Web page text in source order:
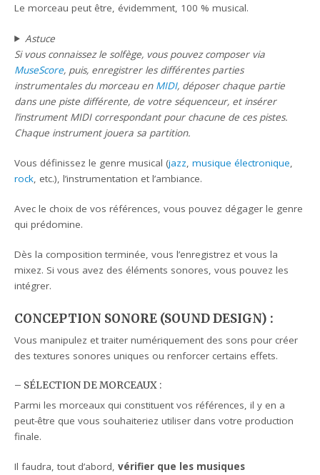
Le morceau peut être, évidemment, 100 % musical.
Astuce
Si vous connaissez le solfège, vous pouvez composer via
MuseScore, puis, enregistrer les différentes parties
instrumentales du morceau en MIDI, déposer chaque partie
dans une piste différente, de votre séquenceur, et insérer
l’instrument MIDI correspondant pour chacune de ces pistes.
Chaque instrument jouera sa partition.
Vous définissez le genre musical (jazz,musique électronique,
rock, etc.), l’instrumentation et l’ambiance.
Avec le choix de vos références, vous pouvez dégager le genre
qui prédomine.
Dès la composition terminée, vous l’enregistrez et vous la
mixez. Si vous avez des éléments sonores, vous pouvez les
intégrer.
CONCEPTION SONORE (SOUND DESIGN) :
Vous manipulez et traiter numériquement des sons pour créer
des textures sonores uniques ou renforcer certains effets.
– SÉLECTION DE MORCEAUX :
Parmi les morceaux qui constituent vos références, il y en a
peut-être que vous souhaiteriez utiliser dans votre production
finale.
Il faudra, tout d’abord,vérifier que les musiques